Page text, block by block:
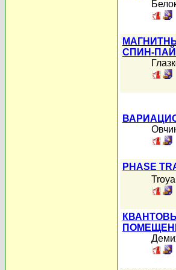
СПИН-
PHASE